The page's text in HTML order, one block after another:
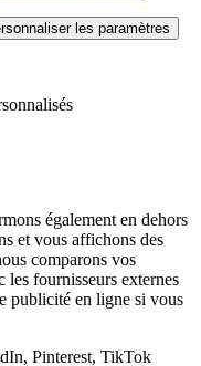
les paramètres
également en dehors
et vous affichons des
comparons vos
les fournisseurs externes
publicité en ligne si vous
Pinterest, TikTok